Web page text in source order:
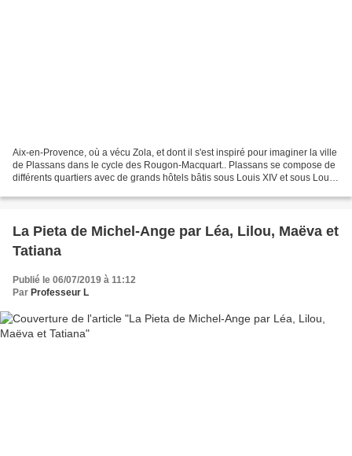
Aix-en-Provence, où a vécu Zola, et dont il s'est inspiré pour imaginer la ville
de Plassans dans le cycle des Rougon-Macquart.. Plassans se compose de
différents quartiers avec de grands hôtels bâtis sous Louis XIV et sous Louis
La Pieta de Michel-Ange par Léa, Lilou, Maëva et
Tatiana
Publié le 06/07/2019 à 11:12
Par Professeur L